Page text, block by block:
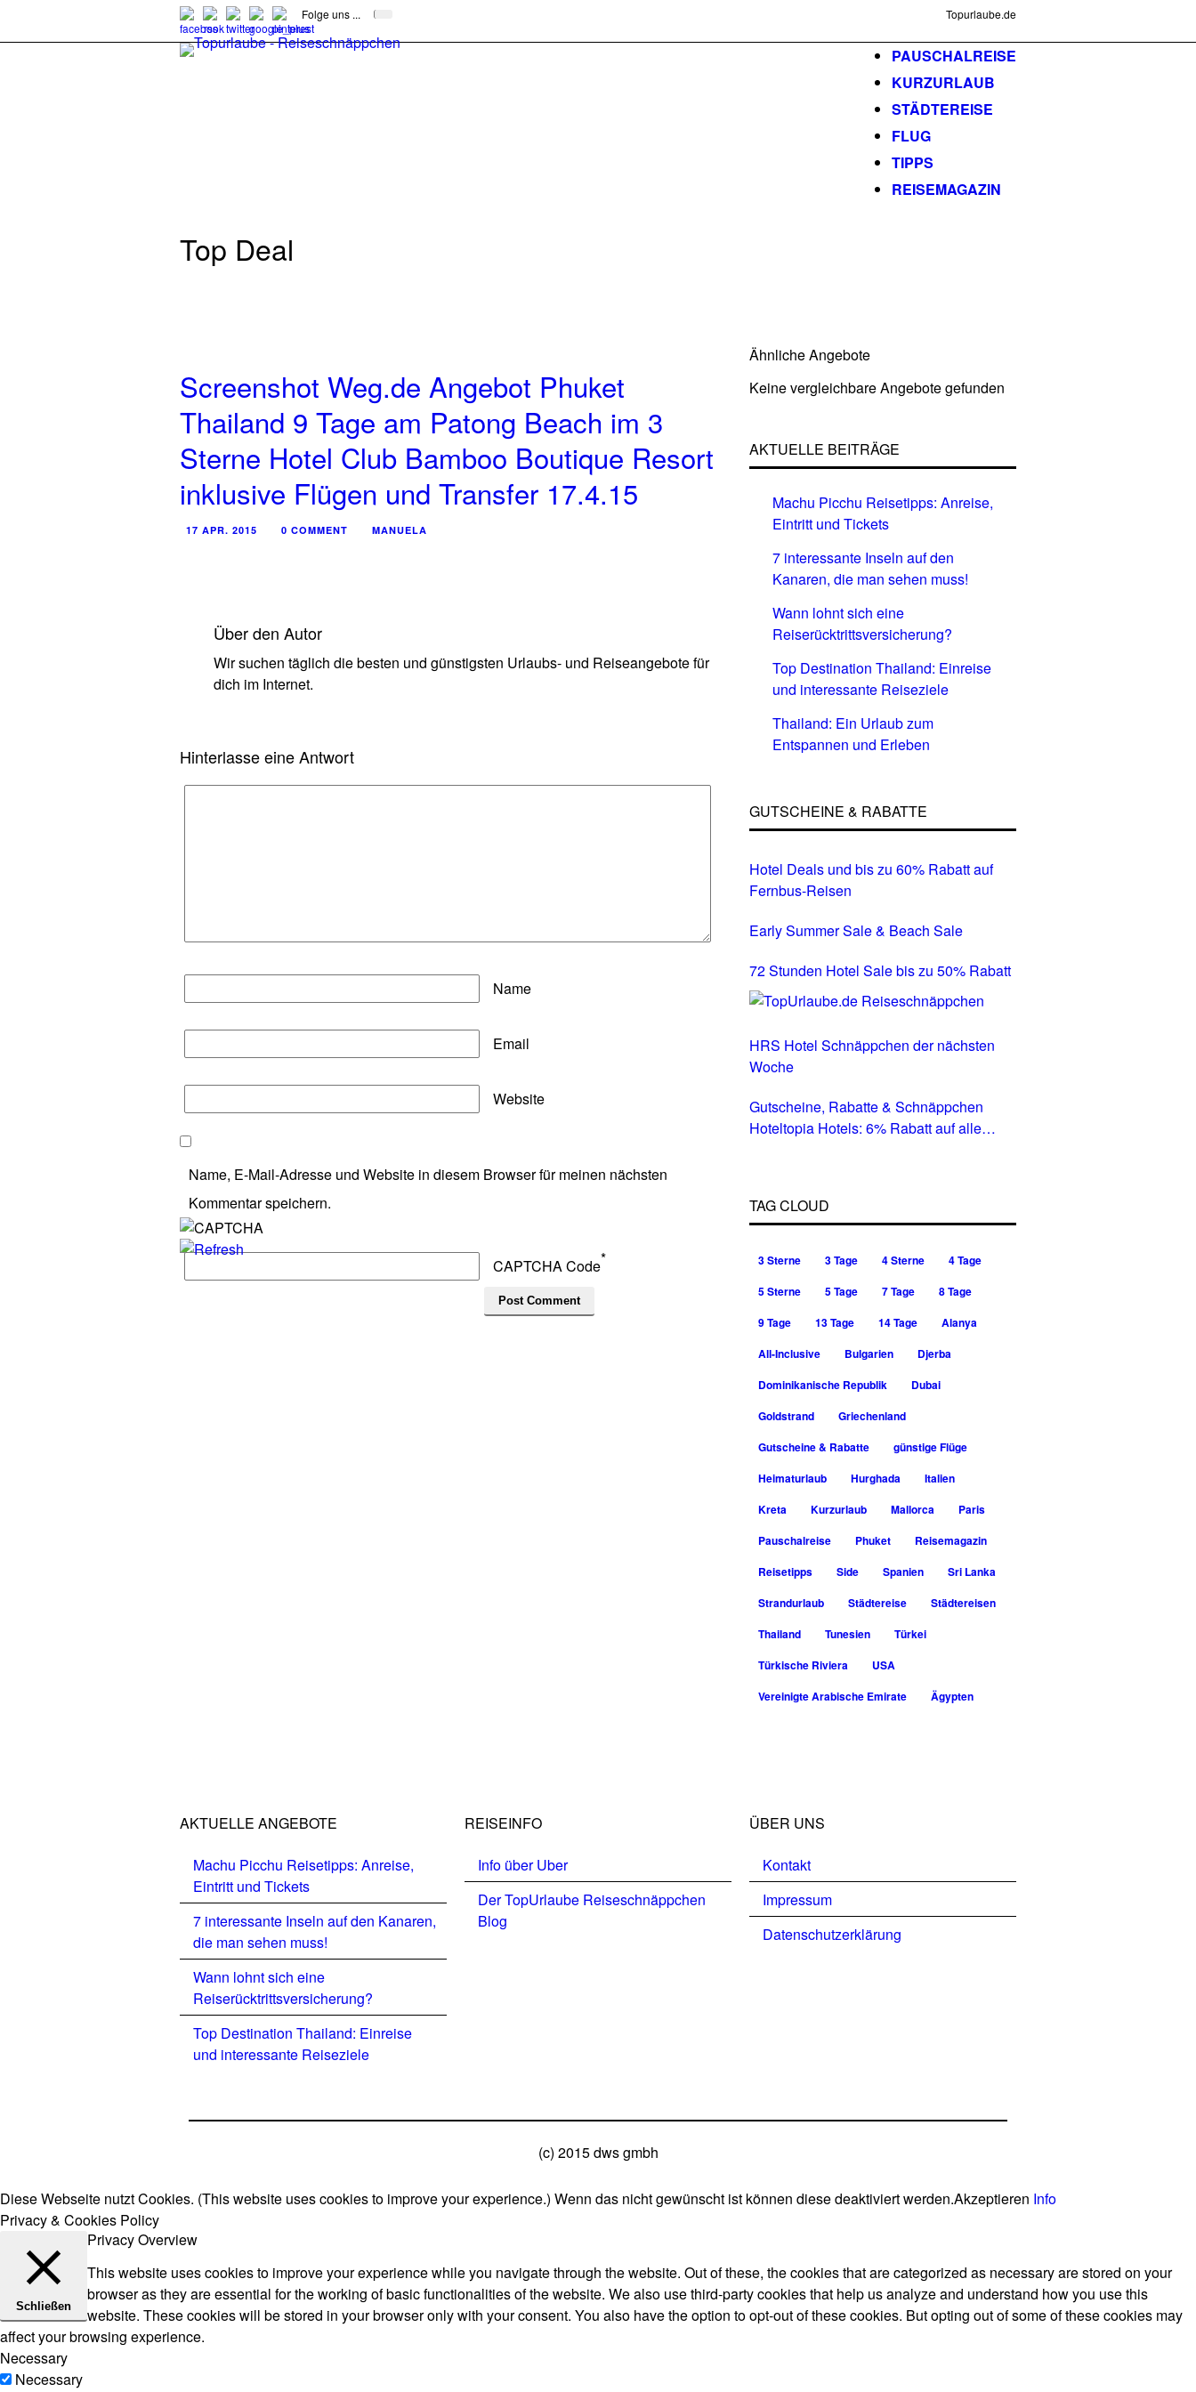
Folge uns ... Topurlaube.de
PAUSCHALREISE
KURZURLAUB
STÄDTEREISE
FLUG
TIPPS
REISEMAGAZIN
Top Deal
Screenshot Weg.de Angebot Phuket
Thailand 9 Tage am Patong Beach im 3
Sterne Hotel Club Bamboo Boutique Resort
inklusive Flügen und Transfer 17.4.15
17 APR. 2015 0 COMMENT MANUELA
Über den Autor
Wir suchen täglich die besten und günstigsten Urlaubs- und Reiseangebote für
dich im Internet.
Hinterlasse eine Antwort
Name
Email
Website
Name, E-Mail-Adresse und Website in diesem Browser für meinen nächsten
Kommentar speichern.
CAPTCHA Code*
Ähnliche Angebote
Keine vergleichbare Angebote gefunden
AKTUELLE BEITRÄGE
Machu Picchu Reisetipps: Anreise,
Eintritt und Tickets
7 interessante Inseln auf den
Kanaren, die man sehen muss!
Wann lohnt sich eine
Reiserücktrittsversicherung?
Top Destination Thailand: Einreise
und interessante Reiseziele
Thailand: Ein Urlaub zum
Entspannen und Erleben
GUTSCHEINE & RABATTE
Hotel Deals und bis zu 60% Rabatt auf
Fernbus-Reisen
Early Summer Sale & Beach Sale
72 Stunden Hotel Sale bis zu 50% Rabatt
HRS Hotel Schnäppchen der nächsten
Woche
Gutscheine, Rabatte & Schnäppchen
Hoteltopia Hotels: 6% Rabatt auf alle
TAG CLOUD
3 Sterne 3 Tage 4 Sterne
4 Tage
5 Sterne
5 Tage 7 Tage
8 Tage
9 Tage
13 Tage 14 Tage
Alanya
All-Inclusive
Bulgarien
Djerba
Dominikanische Republik
Dubai
Goldstrand
Griechenland
Gutscheine & Rabatte
günstige Flüge
Heimaturlaub
Hurghada
Italien
Kreta
Kurzurlaub Mallorca
Paris
Pauschalreise
Phuket
Reisemagazin
Reisetipps
Side Spanien
Sri Lanka
Strandurlaub
Städtereise
Städtereisen
Thailand
Tunesien
Türkei
Türkische Riviera
USA
Vereinigte Arabische Emirate
Ägypten
AKTUELLE ANGEBOTE
Machu Picchu Reisetipps: Anreise,
Eintritt und Tickets
7 interessante Inseln auf den Kanaren,
die man sehen muss!
Wann lohnt sich eine
Reiserücktrittsversicherung?
Top Destination Thailand: Einreise
und interessante Reiseziele
REISEINFO
Info über Uber
Der TopUrlaube Reiseschnäppchen
Blog
ÜBER UNS
Kontakt
Impressum
Datenschutzerklärung
(c) 2015 dws gmbh
Diese Webseite nutzt Cookies. (This website uses cookies to improve your experience.) Wenn das nicht gewünscht ist können diese deaktiviert werden.Akzeptieren Info
Privacy & Cookies Policy
Schließen
Privacy Overview
This website uses cookies to improve your experience while you navigate through the website. Out of these, the cookies that are categorized as necessary are stored on your
browser as they are essential for the working of basic functionalities of the website. We also use third-party cookies that help us analyze and understand how you use this
website. These cookies will be stored in your browser only with your consent. You also have the option to opt-out of these cookies. But opting out of some of these cookies may
affect your browsing experience.
Necessary
Necessary